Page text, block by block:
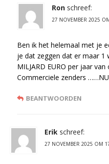
Ron schreef:
27 NOVEMBER 2025
Ben ik het helemaal met je
je dat zeggen dat er maar 1
MILJARD EURO per jaar
Commerciele zenders
BEANTWOORDEN
Erik schreef:
27 NOVEMBER 2025 OM